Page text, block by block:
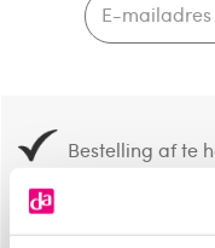
Bestelling af te